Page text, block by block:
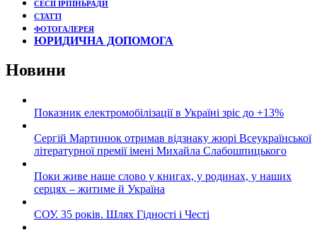
СЕСІЇ ІРПІНЬРАДИ
СТАТТІ
ФОТОГАЛЕРЕЯ
ЮРИДИЧНА ДОПОМОГА
Новини
Показник електромобілізації в Україні зріс до +13%
Сергій Мартинюк отримав відзнаку жюрі Всеукраїнської
літературної премії імені Михайла Слабошпицького
Поки живе наше слово у книгах, у родинах, у наших
серцях – житиме й Україна
СОУ. 35 років. Шлях Гідності і Честі